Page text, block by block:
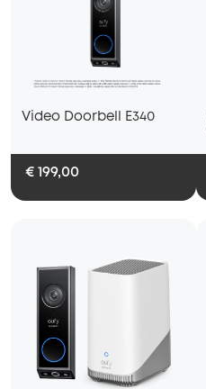
Video Doorbell E340
€ 199,00